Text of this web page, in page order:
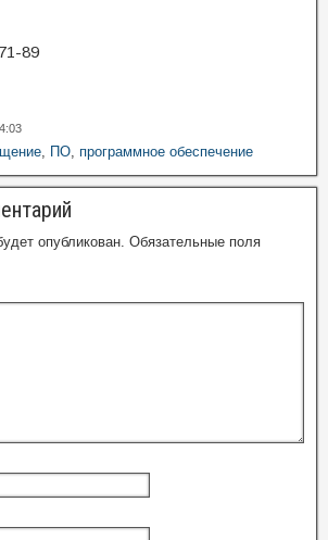
89
, ПО, программное обеспечение
опубликован. Обязательные поля